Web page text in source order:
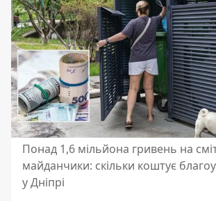
Понад 1,6 мільйона гривень на
майданчики: скільки коштує
у Дніпрі